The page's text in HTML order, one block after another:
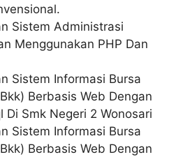
Sistem Administrasi
Menggunakan PHP Dan
Sistem Informasi Bursa
Berbasis Web Dengan
Di Smk Negeri 2 Wonosari
Sistem Informasi Bursa
Berbasis Web Dengan